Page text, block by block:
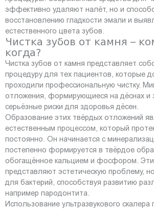
эффективно удаляют налёт, но и
восстановлению гладкости эмали и
естественного цвета зубов.
Чистка зубов от камня –
когда?
Чистка зубов от камня представляет
процедуру для тех пациентов, которые
проходили профессиональную чистку.
отложения, формирующиеся на дёснах и
серьёзные риски для здоровья дёсен.
Образование этих твёрдых отложений
естественным процессом, который
постоянно. Он начинается с
постепенно формируется в твёрдое
обогащённое кальцием и фосфором. Эти
представляют эстетическую проблему,
для бактерий, способствуя развитию
например пародонтита.
Использование ультразвукового скалера